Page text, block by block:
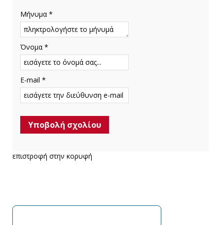
Μήνυμα *
Όνομα *
E-mail *
επιστροφή στην κορυφή